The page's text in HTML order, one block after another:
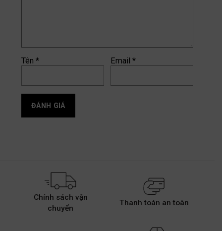
Tên * Email*
Chính sách vận
chuyển
Thanh toán an toàn